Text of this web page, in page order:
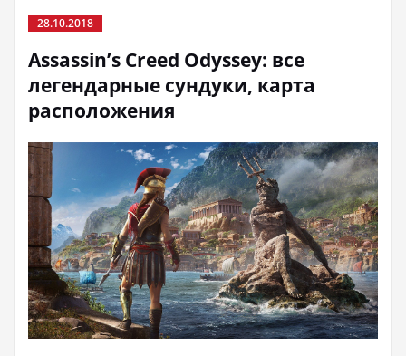
28.10.2018
Assassin’s Creed Odyssey: все
легендарные сундуки, карта
расположения